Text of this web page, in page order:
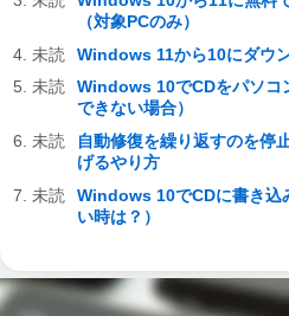
（対象PCのみ）
Windows 11から10にダウ
Windows 10でCDをパソコ
できない場合）
自動修復を繰り返すのを停
げるやり方
Windows 10でCDに書き込
い時は？）